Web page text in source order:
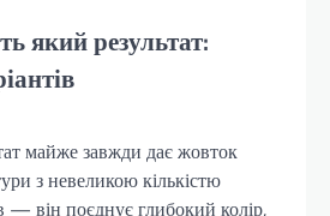
який результат:
майже завжди дає жовток
з невеликою кількістю
— він поєднує глибокий колір,